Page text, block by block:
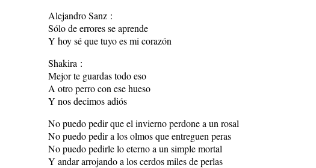
Alejandro Sanz :
Sólo de errores se aprende
Y hoy sé que tuyo es mi corazón
Shakira :
Mejor te guardas todo eso
A otro perro con ese hueso
Y nos decimos adiós
No puedo pedir que el invierno perdone a un rosal
No puedo pedir a los olmos que entreguen peras
No puedo pedirle lo eterno a un simple mortal
Y andar arrojando a los cerdos miles de perlas